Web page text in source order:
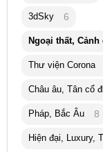
3dSky 6
Ngoại thất, Cảnh
Thư viện Corona
Châu âu, Tân cổ
Pháp, Bắc Âu 8
Hiện đại, Luxury,